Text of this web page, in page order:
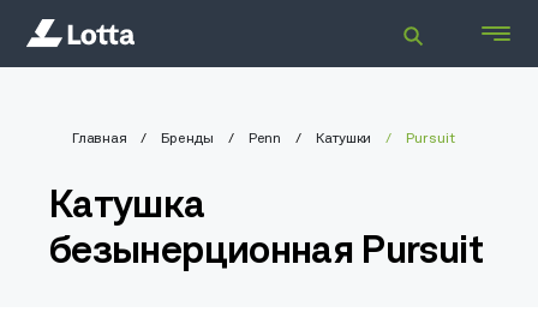
Главная Бренды Penn Катушки Pursuit
Катушка
безынерционная Pursuit